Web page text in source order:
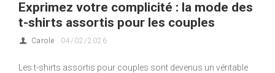
Exprimez votre complicité : la mode des
t-shirts assortis pour les couples
Carole 04/02/2026
Les t-shirts assortis pour couples sont devenus un véritable